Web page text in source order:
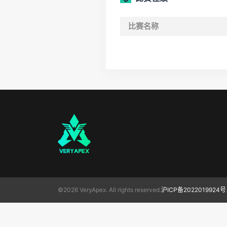
比赛名称
©2026 VeryApex. All rights reserved.沪ICP备2022019924号.